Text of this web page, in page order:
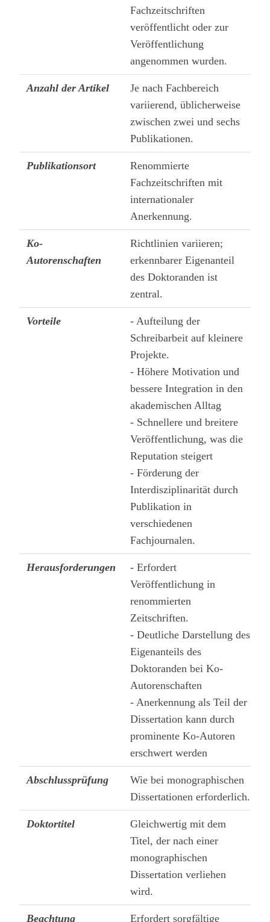
Fachzeitschriften
veröffentlicht oder zur
Veröffentlichung
angenommen wurden.
Anzahl der Artikel
Je nach Fachbereich
variierend, üblicherweise
zwischen zwei und sechs
Publikationen.
Publikationsort
Renommierte
Fachzeitschriften mit
internationaler
Anerkennung.
Ko-
Autorenschaften
Richtlinien variieren;
erkennbarer Eigenanteil
des Doktoranden ist
zentral.
Vorteile
- Aufteilung der
Schreibarbeit auf kleinere
Projekte.
- Höhere Motivation und
bessere Integration in den
akademischen Alltag
- Schnellere und breitere
Veröffentlichung, was die
Reputation steigert
- Förderung der
Interdisziplinarität durch
Publikation in
verschiedenen
Fachjournalen.
Herausforderungen
- Erfordert
Veröffentlichung in
renommierten
Zeitschriften.
- Deutliche Darstellung des
Eigenanteils des
Doktoranden bei Ko-
Autorenschaften
- Anerkennung als Teil der
Dissertation kann durch
prominente Ko-Autoren
erschwert werden
Abschlussprüfung
Wie bei monographischen
Dissertationen erforderlich.
Doktortitel
Gleichwertig mit dem
Titel, der nach einer
monographischen
Dissertation verliehen
wird.
Beachtung Erfordert sorgfältige